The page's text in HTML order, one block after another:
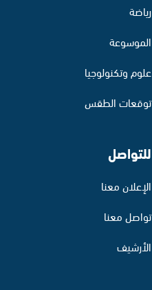
رياضة
الموسوعة
علوم وتكنولوجيا
توقعات الطقس
للتواصل
الإعلان معنا
تواصل معنا
الأرشيف